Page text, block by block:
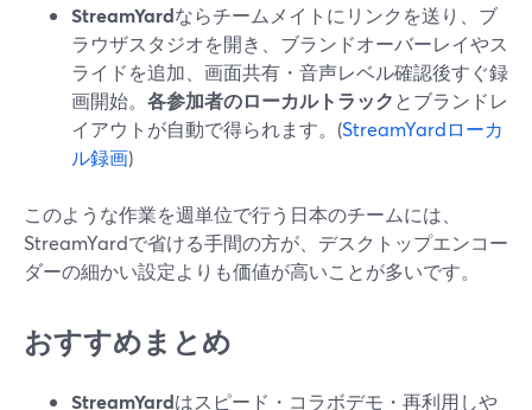
StreamYardならチームメイトにリンクを送り、ブ
ラウザスタジオを開き、ブランドオーバーレイやス
ライドを追加、画面共有・音声レベル確認後すぐ録
画開始。 各参加者のローカルトラックとブランドレ
イアウトが自動で得られます。(StreamYardローカ
ル録画)
このような作業を週単位で行う日本のチームには、
StreamYardで省ける手間の方が、デスクトップエンコー
ダーの細かい設定よりも価値が高いことが多いです。
おすすめまとめ
StreamYardはスピード・コラボデモ・再利用しや